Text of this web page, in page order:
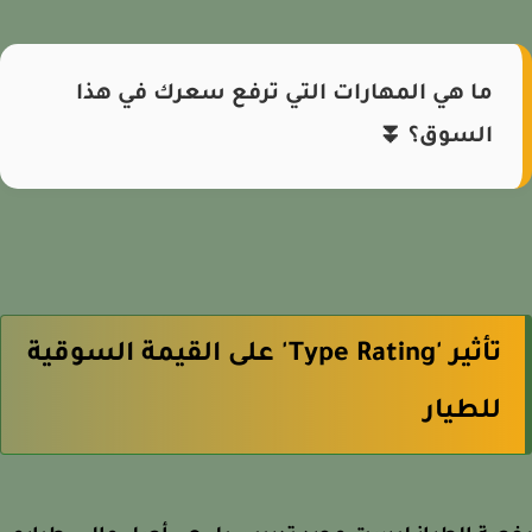
ما هي المهارات التي ترفع سعرك في هذا
السوق؟ ⏬
تأثير 'Type Rating' على القيمة السوقية
للطيار